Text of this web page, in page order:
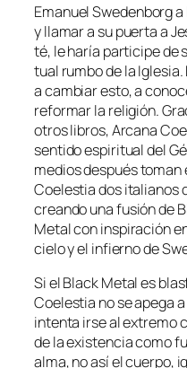
Emanuel Swedenborg
y lla­mar a su puer­ta a
té, le ha­ría par­ti­ci­pe de
tual rum­bo de la
a cam­biar es­to, a
re­for­mar la re­li­gión.
otros li­bros, Arcana
sen­ti­do es­pi­ri­tual del
me­dios des­pués to­man
Coelestia dos ita­lia­nos
crean­do una fu­sión de
Metal con ins­pi­ra­ción
cie­lo y el in­fierno de
Si el Black Metal es
Coelestia no se ape­ga
in­ten­ta ir­se al ex­tre­mo
de la exis­ten­cia co­mo
al­ma, no así el cuer­po,